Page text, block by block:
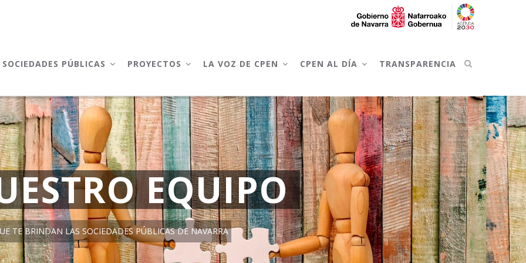
SOCIEDADES PÚBLICAS PROYECTOS LA VOZ DE CPEN CPEN AL DÍA TRANSPARENCIA
EQUIPO
TE BRINDAN LAS SOCIEDADES PÚBLICAS DE NAVARRA